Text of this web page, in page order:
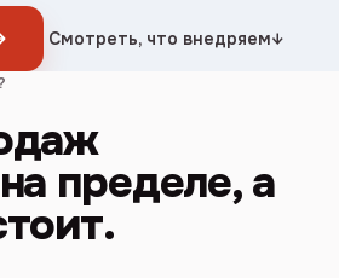
Смотреть, что внедряем↓
пределе, а